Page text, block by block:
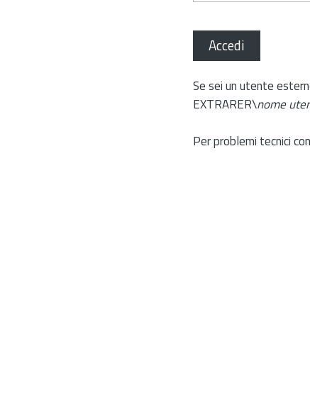
Accedi
Se sei un utente
EXTRARER\nome
Per problemi tecnici